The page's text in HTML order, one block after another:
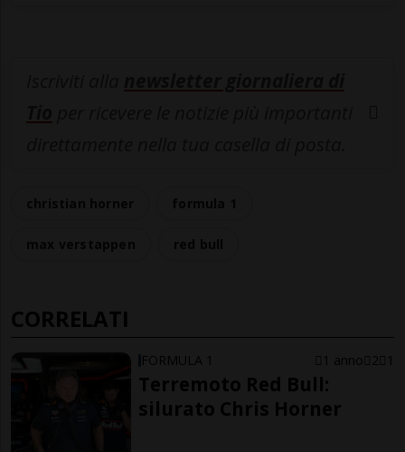
CORRELATI
FORMULA 1 1 anno 2 1
Terremoto Red Bull:
silurato Chris Horner